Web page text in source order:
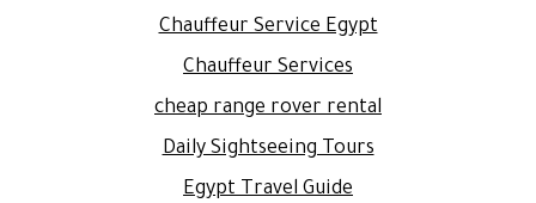
Chauffeur Service Egypt
Chauffeur Services
cheap range rover rental
Daily Sightseeing Tours
Egypt Travel Guide